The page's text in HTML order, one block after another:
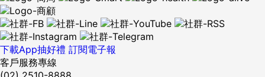
下載App抽好禮 訂閱電子報
客戶服務專線